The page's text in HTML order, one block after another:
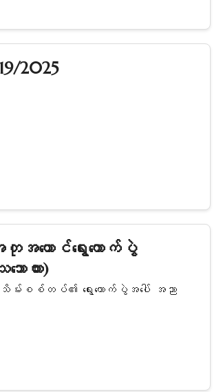
2025
ောင်ရွေးကောက်ပွဲ
ထား)
းစစ်တပ်၏ ရွေးကောက်ပွဲအပေါ် အညာ